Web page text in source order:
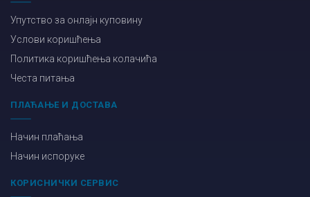
Упутство за онлајн куповину
Услови коришћења
Политика коришћења колачића
Честа питања
ПЛАЋАЊЕ И ДОСТАВА
Начин плаћања
Начин испоруке
КОРИСНИЧКИ СЕРВИС